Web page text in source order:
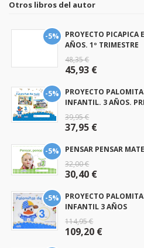
Otros libros del autor
-5%
PROYECTO
AÑOS. 1º TRIMESTRE
48,35 €
45,93 €
-5%
PROYECTO
INFANTIL. 3 AÑOS.
39,95 €
37,95 €
-5%
PENSAR PENSAR
32,00 €
30,40 €
-5%
PROYECTO
INFANTIL 3 AÑOS
114,95 €
109,20 €